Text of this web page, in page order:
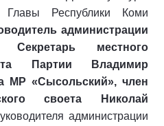
Главы Республики Коми
администрации
местного
Партии Владимир
МР «Сысольский», член
своета Николай
администрации